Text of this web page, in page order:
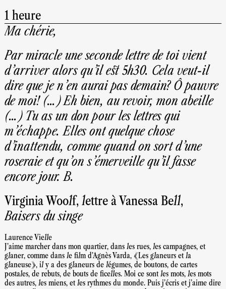
1 heure
Ma chérie,
Par miracle une seconde lettre de toi vient
d’arriver alors qu’il est 5h30. Cela veut-il
dire que je n’en aurai pas demain? Ô pauvre
de moi! (…) Eh bien, au revoir, mon abeille
(…) Tu as un don pour les lettres qui
m’échappe. Elles ont quelque chose
d’inattendu, comme quand on sort d’une
roseraie et qu’on s’émerveille qu’il fasse
encore jour. B.
Virginia Woolf, lettre à Vanessa Bell,
Baisers du singe
Laurence Vielle
J'aime marcher dans mon quartier, dans les rues, les campagnes, et
glaner, comme dans le film d'Agnès Varda, «Les glaneurs et la
glaneuse», il y a des glaneurs de légumes, de boutons, de cartes
postales, de rebuts, de bouts de ficelles. Moi ce sont les mots, les mots
des autres, les miens, et les rythmes du monde. Puis j'écris et j'aime dire